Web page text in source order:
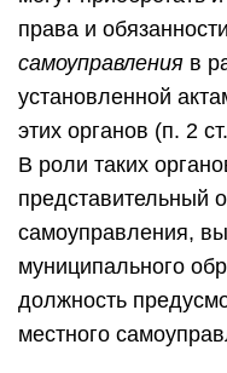
права и обязанности
самоуправления в
установленной
этих органов (п. 2
В роли таких
представительный
самоуправления,
муниципального
должность
местного